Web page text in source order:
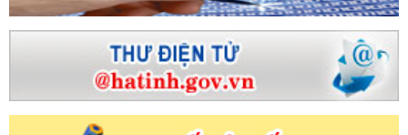
2024
CĐN Công Thương: Chương trình “Tết Sum vầy - Xuân
Phó Bí thư Thường trực Tỉnh ủy Trần Thế
Hà Tĩnh hướng đến Chiến dịch Giờ Trái đất
Đảng bộ UBND tỉnh Hà Tĩnh báo công dâng Bác trước thềm đại
Hà Tĩnh tổ chức Hội nghị tổng kết hoạt động công đoàn năm
đề lớn, hệ trọng